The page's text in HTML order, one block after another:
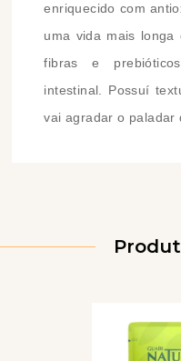
enriquecido com
uma vida mais longa
fibras e
intestinal. Possuí
vai agradar o paladar